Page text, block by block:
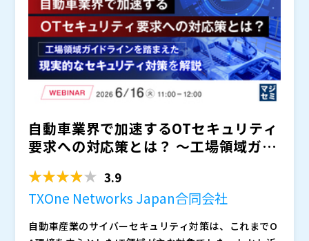
「攻撃の入口」となっていることから、外部事業者の脱
VPNは 業種問わず多くの企業にとって優先して対応す
べき課題です。
ます。本セッションではリモートアクセスの運用要件を
整理しながら、最適な「外部事業者の脱VPN」方法を解
説します。
ネージャ 近藤知憲
前半では、外部事業者アクセスの“構造的なリスク”と専
用設計の必要性を整理しましたが、本パートではその解
決策として「IIJ Safous特権リモートアクセス」をご紹
介します。最低限のIT環境の変更で、外部事業者の権限
管理・アクセス制御・操作録画などを同時に実現できる
功事例をご説明します。
株式会社インターネットイニシアティブ グローバル事
業本部 Regional Head of GTM & Solutions 菊池
株式会社インターネットイニシアティブ（ ）
マジセミ株式会社（）
※共催、協賛、協力、講演企業は将来的に追加、削除さ
れる可能性があります。
自動車業界で加速するOTセキュリティ
要求への対応策とは？ 〜工場領域ガイ
3.9
TXOne Networks Japan合同会社
自動車産業のサイバーセキュリティ対策は、これまでO